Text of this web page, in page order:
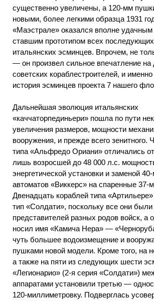
существенно увеличены, а 120-мм
новыми, более легкими образца 1931
«Маэстрале» оказался вполне удачным
ставшим прототипом всех
итальянских эсминцев. Впрочем, не
— он произвел сильное впечатление на
советских кораблестроителей, и
история эсминцев проекта 7 нашего
Дальнейшая эволюция итальянских
«каччаторпединьери» пошла по пути
увеличения размеров, мощности
вооружения, и прежде всего зенитного.
типа «Альфредо Ориани» отличались
лишь возросшей до 48 000 л.с.
энергетической установки и заменой
автоматов «Виккерс» на спаренные 37-
Двенадцать кораблей типа
тип «Солдати», поскольку все они
представителей разных родов войск, а
носил имя «Камича Нера» —
чуть большее водоизмещение и
пушками новой модели. Кроме того, на
а также на пяти из следующих шести
«Легионарио» (2-я серия «Солдати»)
аппаратами установили третью —
120-миллиметровку. Подверглась